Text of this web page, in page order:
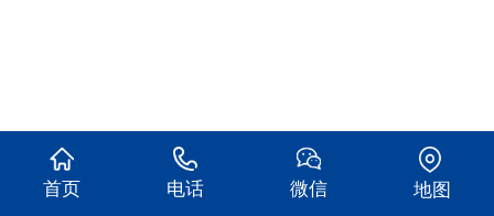
首页 电话 微信 地图